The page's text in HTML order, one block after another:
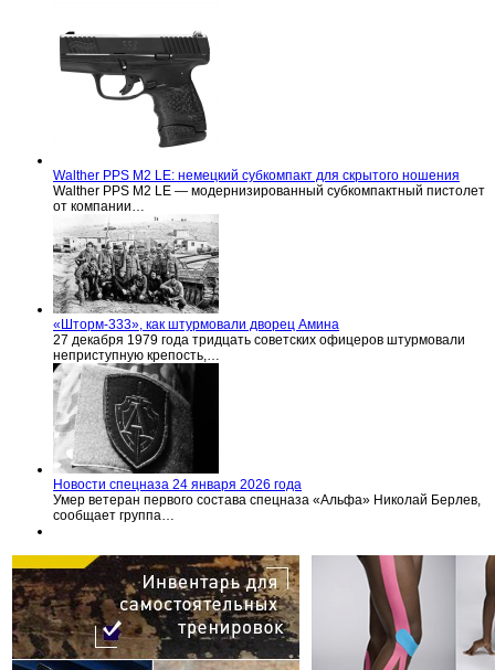
Walther PPS M2 LE: немецкий субкомпакт для скрытого ношения
Walther PPS M2 LE — модернизированный субкомпактный пистолет
от компании…
«Шторм-333», как штурмовали дворец Амина
27 декабря 1979 года тридцать советских офицеров штурмовали
неприступную крепость,…
Новости спецназа 24 января 2026 года
Умер ветеран первого состава спецназа «Альфа» Николай Берлев,
сообщает группа…